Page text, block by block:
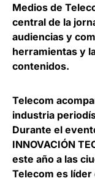
Medios de
central de la
audiencias y
herramientas y
contenidos.
Telecom
industria
Durante el
INNOVACIÓN
este año a las
Telecom es